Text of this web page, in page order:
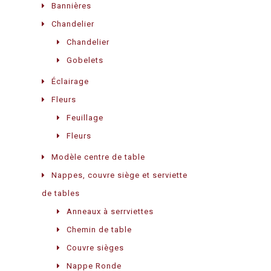
Bannières
Chandelier
Chandelier
Gobelets
Éclairage
Fleurs
Feuillage
Fleurs
Modèle centre de table
Nappes, couvre siège et serviette
de tables
Anneaux à serrviettes
Chemin de table
Couvre sièges
Nappe Ronde